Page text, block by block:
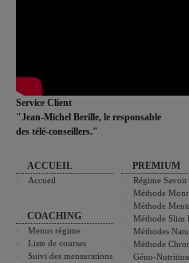
Service Client
"Jean-Michel Berille, le responsable
des télé-conseillers."
ACCUEIL
Accueil
COACHING
Menus régime
Liste de courses
Suivi des mensurations
PREMIUM
Régime
Méthode
Méthode
Méthode Slim
Méthodes
Méthode
Géno-Nutrition